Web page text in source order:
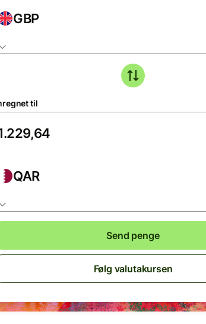
GBP
til
QAR
Send penge
Følg valutakursen